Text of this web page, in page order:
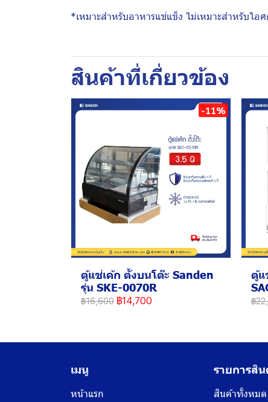
*เหมาะสำหรับอาหารแช่แข็ง ไม่เหมาะสำหรับไอศ
สินค้าที่เกี่ยวข้อง
-11%
ตู้แช่เค้ก ตั้งบนโต๊ะ Sanden
รุ่น SKE-0070R
฿16,600 ฿14,700
ตู้แ
฿
เมนู
หน้าแรก
รายการสิ
สินค้าทั้งหมด